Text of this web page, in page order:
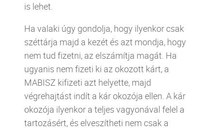
is lehet.
Ha valaki úgy gondolja, hogy ilyenkor csak
széttárja majd a kezét és azt mondja, hogy
nem tud fizetni, az elszámítja magát. Ha
ugyanis nem fizeti ki az okozott kárt, a
MABISZ kifizeti azt helyette, majd
végrehajtást indít a kár okozója ellen. A kár
okozója ilyenkor a teljes vagyonával felel a
tartozásért, és elveszítheti nem csak a